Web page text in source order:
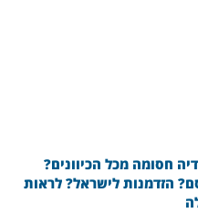
חסומה מכל הכיוונים?
הזדמנות לישראל? לראות